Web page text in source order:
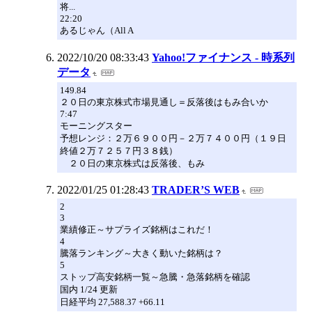
将...
22:20
あるじゃん（All A
2022/10/20 08:33:43 Yahoo!ファイナンス - 時系列
データ
149.84
２０日の東京株式市場見通し＝反落後はもみ合いか
7:47
モーニングスター
予想レンジ：２万６９００円－２万７４００円（１９日
終値２万７２５７円３８銭）
２０日の東京株式は反落後、もみ
2022/01/25 01:28:43 TRADER’S WEB
2
3
業績修正～サプライズ銘柄はこれだ！
4
騰落ランキング～大きく動いた銘柄は？
5
ストップ高安銘柄一覧～急騰・急落銘柄を確認
国内 1/24 更新
日経平均 27,588.37 +66.11